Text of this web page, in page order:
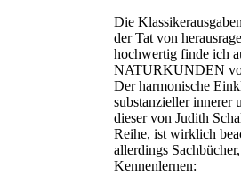
Die
der Tat von
hochwertig finde ich
NATURKUNDEN
Der harmonische
substanzieller innerer
dieser von Judith
Reihe, ist wirklich
allerdings
Kennenlernen: